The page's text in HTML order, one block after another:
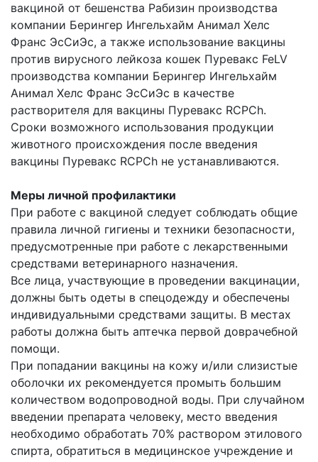
вакциной от бешенства Рабизин производства
компании Берингер Ингельхайм Анимал Хелс
Франс ЭсСиЭс, а также использование вакцины
против вирусного лейкоза кошек Пуревакс FeLV
производства компании Берингер Ингельхайм
Анимал Хелс Франс ЭсСиЭс в качестве
растворителя для вакцины Пуревакс RCPCh.
Сроки возможного использования продукции
животного происхождения после введения
вакцины Пуревакс RCPCh не устанавливаются.
Меры личной профилактики
При работе с вакциной следует соблюдать общие
правила личной гигиены и техники безопасности,
предусмотренные при работе с лекарственными
средствами ветеринарного назначения.
Все лица, участвующие в проведении вакцинации,
должны быть одеты в спецодежду и обеспечены
индивидуальными средствами защиты. В местах
работы должна быть аптечка первой доврачебной
помощи.
При попадании вакцины на кожу и/или слизистые
оболочки их рекомендуется промыть большим
количеством водопроводной воды. При случайном
введении препарата человеку, место введения
необходимо обработать 70% раствором этилового
спирта, обратиться в медицинское учреждение и